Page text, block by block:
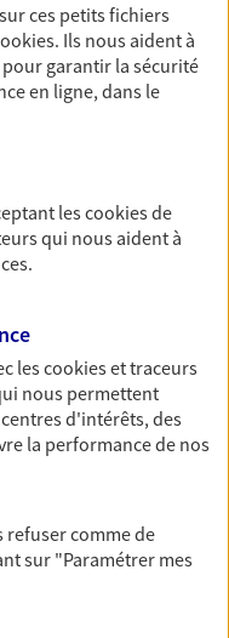
pour
mais aussi
à la retraite…
des solutions
un conseil d'expert
une
ces petits fichiers
. Ils nous aident à
garantir la sécurité
en ligne, dans le
lescookiesde
qui nous aident à
lescookies et traceurs
nous permettent
d'intérêts, des
la performance de nos
refuser comme de
sur "Paramétrer mes